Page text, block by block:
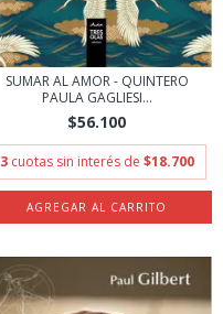
SUMAR AL AMOR - QUINTERO
PAULA GAGLIESI...
$56.100
3 cuotas sin interés de $18.700